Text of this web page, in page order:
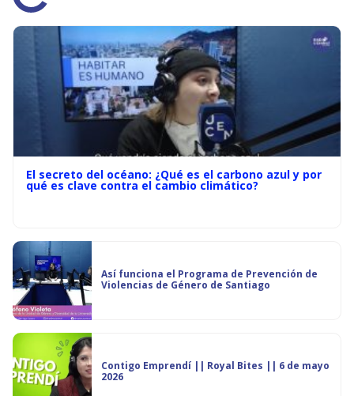
El secreto del océano: ¿Qué es el carbono azul y por
qué es clave contra el cambio climático?
Así funciona el Programa de Prevención de
Violencias de Género de Santiago
Contigo Emprendí || Royal Bites || 6 de mayo
2026